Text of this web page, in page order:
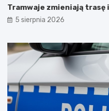
Tramwaje zmieniają trasę i
5 sierpnia 2026